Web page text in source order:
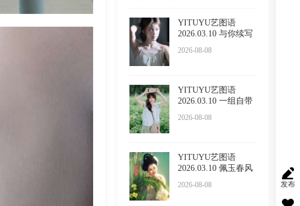
发布
YITUYU艺图语
2026.03.10 与你续写
2026-08-08
YITUYU艺图语
2026.03.10 一组自带
2026-08-08
YITUYU艺图语
2026.03.10 佩玉春风
2026-08-08